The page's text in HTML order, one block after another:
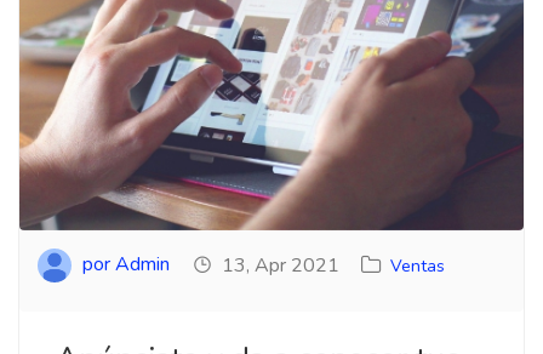
por Admin 13, Apr 2021 Ventas